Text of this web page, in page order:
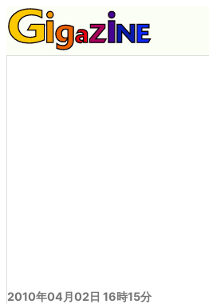
2010年04月02日 16時15分